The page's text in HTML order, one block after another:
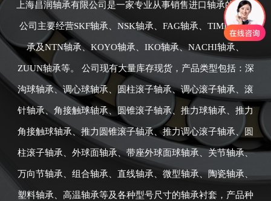
上海昌润轴承有限公司是一家专业从事销售进口轴承的公司,
公司主要经营SKF轴承、NSK轴承、FAG轴承、TIMKEN轴
承及NTN轴承、KOYO轴承、IKO轴承、NACHI轴承、
ZUUN轴承等。 公司现有大量库存现货，产品类型包括：深
沟球轴承、调心球轴承、圆柱滚子轴承、调心滚子轴承、滚
针轴承、角接触球轴承、圆锥滚子轴承、推力球轴承、推力
角接触球轴承、推力圆锥滚子轴承、推力调心滚子轴承、圆
柱滚子轴承、外球面轴承、带座外球面球轴承、关节轴承、
万向节轴承、组合轴承、直线轴承、微型轴承、陶瓷轴承、
塑料轴承、高温轴承等及各种型号尺寸的轴承衬套，产品种